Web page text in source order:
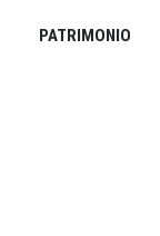
PATRIMONIO